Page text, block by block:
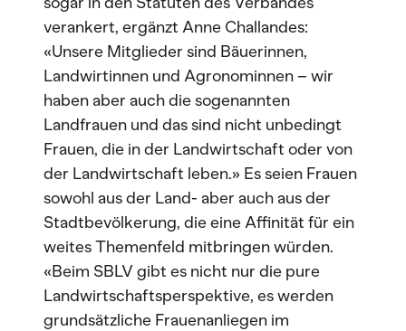
verankert, ergänzt Anne Challandes:
«Unsere Mitglieder sind Bäuerinnen,
Landwirtinnen und Agronominnen – wir
haben aber auch die sogenannten
Landfrauen und das sind nicht unbedingt
Frauen, die in der Landwirtschaft oder von
der Landwirtschaft leben.» Es seien Frauen
sowohl aus der Land- aber auch aus der
Stadtbevölkerung, die eine Affinität für ein
weites Themenfeld mitbringen würden.
«Beim SBLV gibt es nicht nur die pure
Landwirtschaftsperspektive, es werden
grundsätzliche Frauenanliegen im